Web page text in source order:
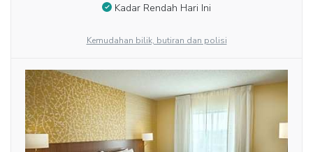
Kadar Rendah Hari Ini
Kemudahan bilik, butiran dan polisi